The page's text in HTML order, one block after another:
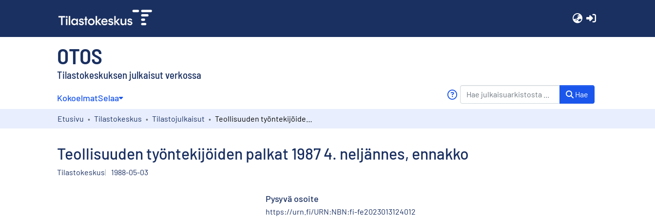
OTOS
Tilastokeskuksen julkaisut verkossa
KokoelmatSelaa Hae
Etusivu Tilastokeskus Tilastojulkaisut
Teollisuuden työntekijöiden palkat 1987 4. neljännes, ennakko
Tilastokeskus 1988-05-03
Pysyvä osoite
https://urn.fi/URN:NBN:fi-fe2023013124012